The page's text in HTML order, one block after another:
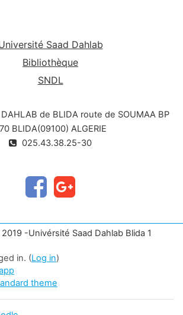
Saad Dahlab
Bibliothèque
SNDL
de BLIDA route de SOUMAA BP
BLIDA(09100) ALGERIE
025.43.38.25-30
-Univérsité Saad Dahlab Blida 1
in. (Log in)
theme